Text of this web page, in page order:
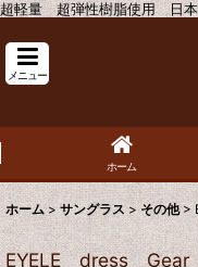
超軽量 超弾性樹脂使用 日
メニュー
ホーム
ホーム > サングラス > その他 >
EYELE dress Gear